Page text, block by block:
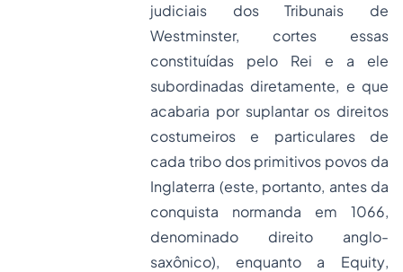
judiciais dos Tribunais de
Westminster, cortes essas
constituídas pelo Rei e a ele
subordinadas diretamente, e que
acabaria por suplantar os direitos
costumeiros e particulares de
cada tribo dos primitivos povos da
Inglaterra (este, portanto, antes da
conquista normanda em 1066,
denominado direito anglo-
saxônico), enquanto a Equity,